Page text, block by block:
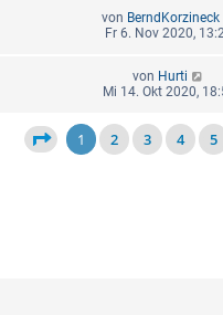
von BerndKorzineck
Fr 6. Nov 2020,
von Hurti
Mi 14. Okt 2020,
1 2 3 4 5